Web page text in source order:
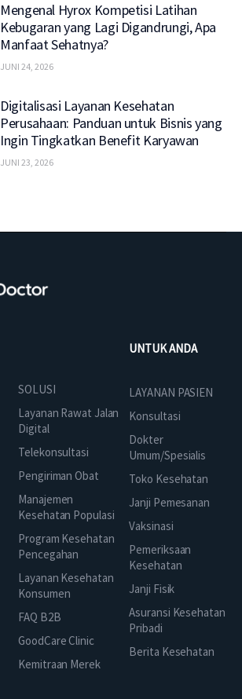
Mengenal Hyrox Kompetisi Latihan
Kebugaran yang Lagi Digandrungi, Apa
Manfaat Sehatnya?
JUNI 24, 2026
Digitalisasi Layanan Kesehatan
Perusahaan: Panduan untuk Bisnis yang
Ingin Tingkatkan Benefit Karyawan
JUNI 23, 2026
SOLUSI
Layanan Rawat Jalan
Digital
Telekonsultasi
Pengiriman Obat
Manajemen
Kesehatan Populasi
Program Kesehatan
Pencegahan
Layanan Kesehatan
Konsumen
FAQ B2B
GoodCare Clinic
Kemitraan Merek
UNTUK ANDA
LAYANAN PASIEN
Konsultasi
Dokter
Umum/Spesialis
Toko Kesehatan
Janji Pemesanan
Vaksinasi
Pemeriksaan
Kesehatan
Janji Fisik
Asuransi Kesehatan
Pribadi
Berita Kesehatan